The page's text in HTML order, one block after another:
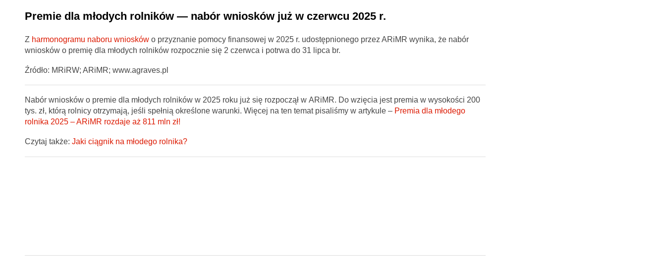
Premie dla młodych rolników — nabór wniosków już w czerwcu 2025 r.
Z harmonogramu naboru wnioskówo przyznanie pomocy finansowej w 2025 r. udostępnionego przez ARiMR wynika, że nabór
wniosków o premię dla młodych rolników rozpocznie się 2 czerwca i potrwa do 31 lipca br.
Źródło: MRiRW; ARiMR; www.agraves.pl
Nabór wniosków o premie dla młodych rolników w 2025 roku już się rozpoczął w ARiMR. Do wzięcia jest premia w wysokości 200
tys. zł, którą rolnicy otrzymają, jeśli spełnią określone warunki. Więcej na ten temat pisaliśmy w artykule – Premia dla młodego
rolnika 2025 – ARiMR rozdaje aż 811 mln zł!
Czytaj także: Jaki ciągnik na młodego rolnika?